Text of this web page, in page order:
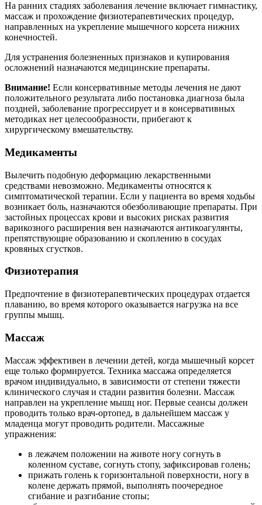
На ранних стадиях заболевания лечение включает гимнастику,
массаж и прохождение физиотерапевтических процедур,
направленных на укрепление мышечного корсета нижних
конечностей.
Для устранения болезненных признаков и купирования
осложнений назначаются медицинские препараты.
Внимание! Если консервативные методы лечения не дают
положительного результата либо постановка диагноза была
поздней, заболевание прогрессирует и в консервативных
методиках нет целесообразности, прибегают к
хирургическому вмешательству.
Медикаменты
Вылечить подобную деформацию лекарственными
средствами невозможно. Медикаменты относятся к
симптоматической терапии. Если у пациента во время ходьбы
возникает боль, назначаются обезболивающие препараты. При
застойных процессах крови и высоких рисках развития
варикозного расширения вен назначаются антикоагулянты,
препятствующие образованию и скоплению в сосудах
кровяных сгустков.
Физиотерапия
Предпочтение в физиотерапевтических процедурах отдается
плаванию, во время которого оказывается нагрузка на все
группы мышц.
Массаж
Массаж эффективен в лечении детей, когда мышечный корсет
еще только формируется. Техника массажа определяется
врачом индивидуально, в зависимости от степени тяжести
клинического случая и стадии развития болезни. Массаж
направлен на укрепление мышц ног. Первые сеансы должен
проводить только врач-ортопед, в дальнейшем массаж у
младенца могут проводить родители. Массажные
упражнения:
в лежачем положении на животе ногу согнуть в
коленном суставе, согнуть стопу, зафиксировав голень;
прижать голень к горизонтальной поверхности, ногу в
колене держать прямой, выполнять поочередное
сгибание и разгибание стопы;